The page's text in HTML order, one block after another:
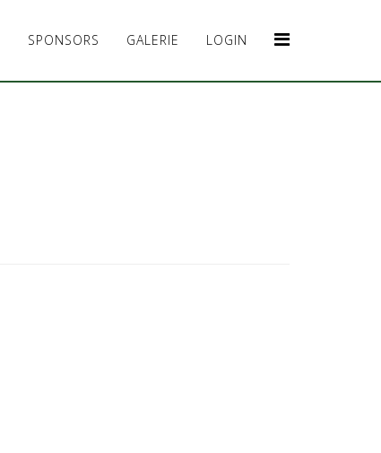
SPONSORS GALERIE LOGIN